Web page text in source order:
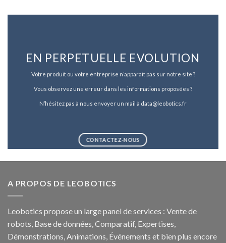
EN PERPETUELLE EVOLUTION
Votre produit ou votre entreprise n’apparait pas sur notre site ?
Vous observez une erreur dans les informations proposées ?
N’hésitez pas à nous envoyer un mail à data@leobotics.fr
CONTACTEZ-NOUS
A PROPOS DE LEOBOTICS
Leobotics propose un large panel de services : Vente de
robots, Base de données, Comparatif, Expertises,
Démonstrations, Animations, Événements et bien plus encore